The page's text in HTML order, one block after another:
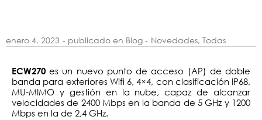
enero 4, 2023 - publicado en Blog - Novedades, Todas
ECW270 es un nuevo punto de acceso (AP) de doble
banda para exteriores Wifi 6, 4×4, con clasificación IP68,
MU-MIMO y gestión en la nube, capaz de alcanzar
velocidades de 2400 Mbps en la banda de 5 GHz y 1200
Mbps en la de 2,4 GHz.